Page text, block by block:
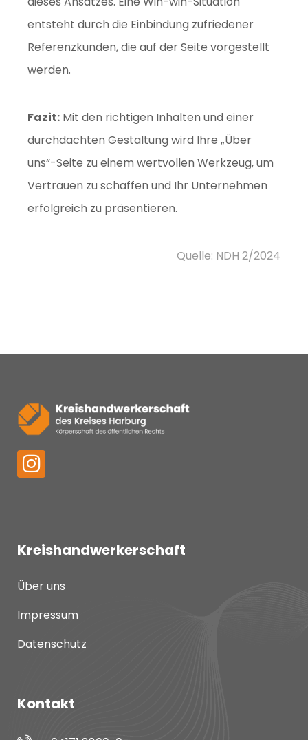
entsteht durch die Einbindung zufriedener
Referenzkunden, die auf der Seite vorgestellt
werden.
Fazit: Mit den richtigen Inhalten und einer
durchdachten Gestaltung wird Ihre „Über
uns“-Seite zu einem wertvollen Werkzeug, um
Vertrauen zu schaffen und Ihr Unternehmen
erfolgreich zu präsentieren.
Quelle: NDH 2/2024
Kreishandwerkerschaft
Über uns
Impressum
Datenschutz
Kontakt